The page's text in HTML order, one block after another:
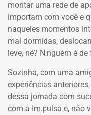
montar uma rede de
importam com você e
naqueles momentos
mal dormidas,
leve, né? Ninguém é de
Sozinha, com uma
experiências
dessa jornada com
com a Im.pulsa e, não